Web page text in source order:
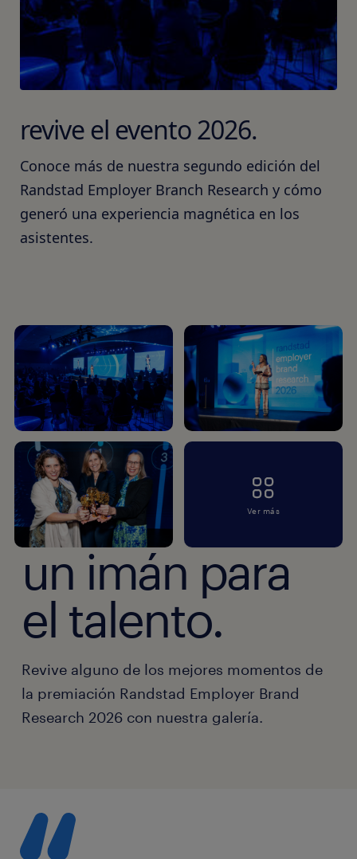
revive el evento 2026.
Conoce más de nuestra segundo edición del
Randstad Employer Branch Research y cómo
generó una experiencia magnética en los
asistentes.
Ver más
un imán para
el talento.
Revive alguno de los mejores momentos de
la premiación Randstad Employer Brand
Research 2026 con nuestra galería.